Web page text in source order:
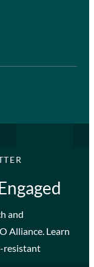
and
Alliance. Learn
resistant